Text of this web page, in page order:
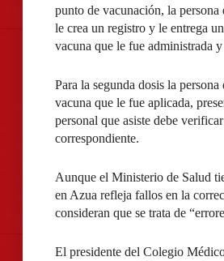
punto de vacunación, la persona
le crea un registro y le entrega
vacuna que le fue administrada
Para la segunda dosis la
vacuna que le fue aplicada,
personal que asiste debe
correspondiente.
Aunque el Ministerio de Salud
en Azua refleja fallos en la
consideran que se trata de
El presidente del Colegio